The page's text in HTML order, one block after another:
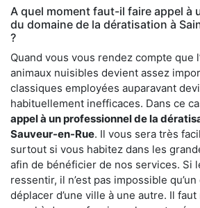
A quel moment faut-il faire appel à
du domaine de la dératisation à
?
Quand vous vous rendez compte que
animaux nuisibles devient assez
classiques employées auparavant
habituellement inefficaces. Dans ce
appel à un professionnel de la
Sauveur-en-Rue. Il vous sera très
surtout si vous habitez dans les
afin de bénéficier de nos services. Si
ressentir, il n’est pas impossible
déplacer d’une ville à une autre. Il